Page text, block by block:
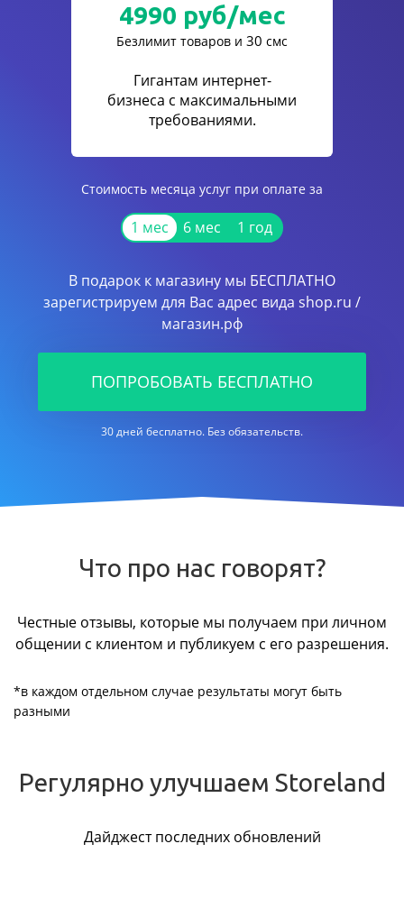
4990 руб/мес
Безлимит товаров и 30 смс
Гигантам интернет-
бизнеса с максимальными
требованиями.
Стоимость месяца услуг при оплате за
1 мес 6 мес 1 год
В подарок к магазину мы БЕСПЛАТНО
зарегистрируем для Вас адрес вида shop.ru /
магазин.рф
ПОПРОБОВАТЬ БЕСПЛАТНО
30 дней бесплатно. Без обязательств.
Что про нас говорят?
Честные отзывы, которые мы получаем при личном
общении с клиентом и публикуем с его разрешения.
*в каждом отдельном случае результаты могут быть
разными
Регулярно улучшаем Storeland
Дайджест последних обновлений